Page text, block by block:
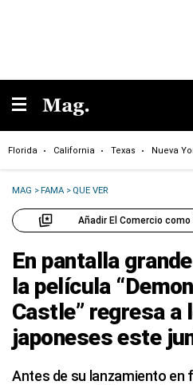
Florida California Texas Nueva
MAG >FAMA > QUE VER
Añadir El Comercio
En pantalla
la película
Castle” regresa a
japoneses este
Antes de su lanzamiento en